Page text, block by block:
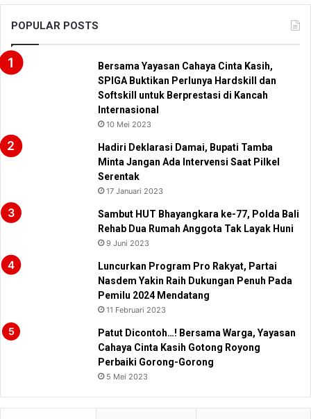
POPULAR POSTS
Bersama Yayasan Cahaya Cinta Kasih,
SPIGA Buktikan Perlunya Hardskill dan
Softskill untuk Berprestasi di Kancah
Internasional
10 Mei 2023
Hadiri Deklarasi Damai, Bupati Tamba
Minta Jangan Ada Intervensi Saat Pilkel
Serentak
17 Januari 2023
Sambut HUT Bhayangkara ke-77, Polda Bali
Rehab Dua Rumah Anggota Tak Layak Huni
9 Juni 2023
Luncurkan Program Pro Rakyat, Partai
Nasdem Yakin Raih Dukungan Penuh Pada
Pemilu 2024 Mendatang
11 Februari 2023
Patut Dicontoh…! Bersama Warga, Yayasan
Cahaya Cinta Kasih Gotong Royong
Perbaiki Gorong-Gorong
5 Mei 2023